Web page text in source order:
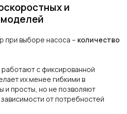
и
при выборе насоса – количество
работают с фиксированной
их менее гибкими в
и просты, но не позволяют
от потребностей